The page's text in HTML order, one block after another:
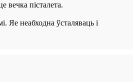
вечка пісталета.
Яе неабходна ўсталяваць і